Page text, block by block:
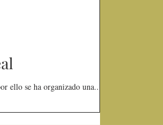
ello se ha organizado una...